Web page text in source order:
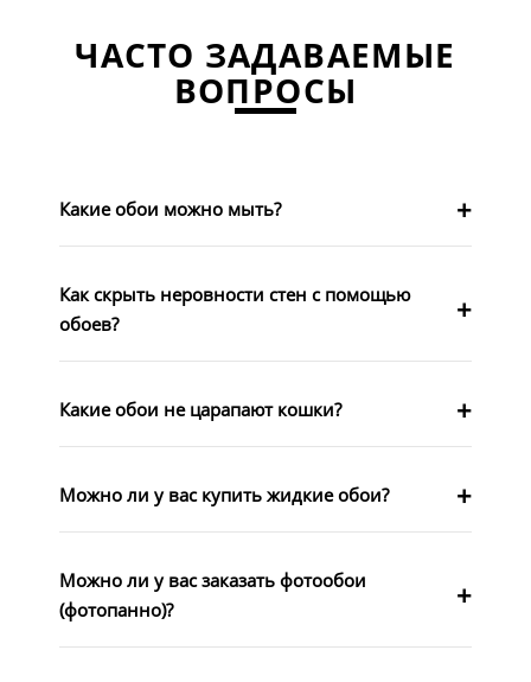
ЧАСТО ЗАДАВАЕМЫЕ
ВОПРОСЫ
Какие обои можно мыть?
Как скрыть неровности стен с помощью
обоев?
Какие обои не царапают кошки?
Можно ли у вас купить жидкие обои?
Можно ли у вас заказать фотообои
(фотопанно)?